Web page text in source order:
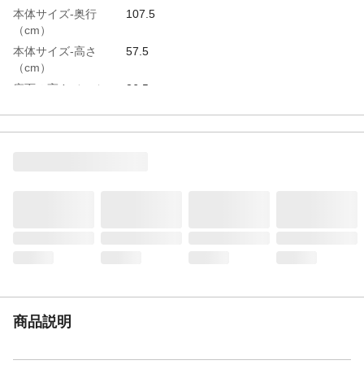
本体サイズ-奥行
（cm）
107.5
本体サイズ-高さ
（cm）
57.5
座面の高さ（cm）
26.5
フラット時サイズ
107.5
耐荷重（kg）
60
使用方法
使用上の注意
安全のため、お取扱説明書を必ず最後まで
商品説明